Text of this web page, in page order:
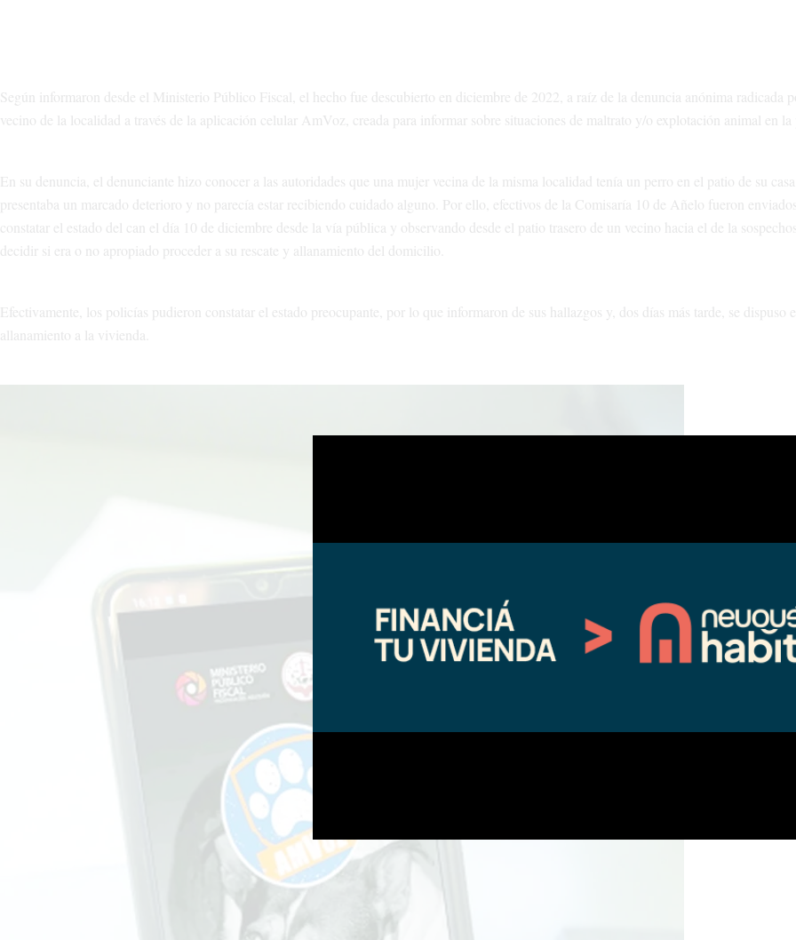
Según informaron desde el Ministerio Público Fiscal, el hecho fue descubierto en diciembre de 2022, a raíz de la denuncia anónima radicada
vecino de la localidad a través de la aplicación celular AmVoz, creada para informar sobre situaciones de maltrato y/o explotación animal en
En su denuncia, el denunciante hizo conocer a las autoridades que una mujer vecina de la misma localidad tenía un perro en el patio de su
presentaba un marcado deterioro y no parecía estar recibiendo cuidado alguno. Por ello, efectivos de la Comisaría 10 de Añelo fueron
constatar el estado del can el día 10 de diciembre desde la vía pública y observando desde el patio trasero de un vecino hacia el de la
decidir si era o no apropiado proceder a su rescate y allanamiento del domicilio.
Efectivamente, los policías pudieron constatar el estado preocupante, por lo que informaron de sus hallazgos y, dos días más tarde, se dispuso
allanamiento a la vivienda.